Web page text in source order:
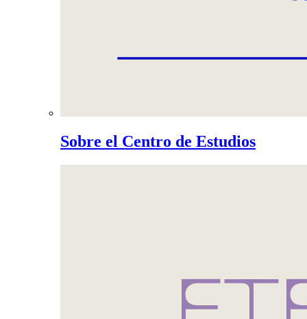
Sobre el Centro de Estudios